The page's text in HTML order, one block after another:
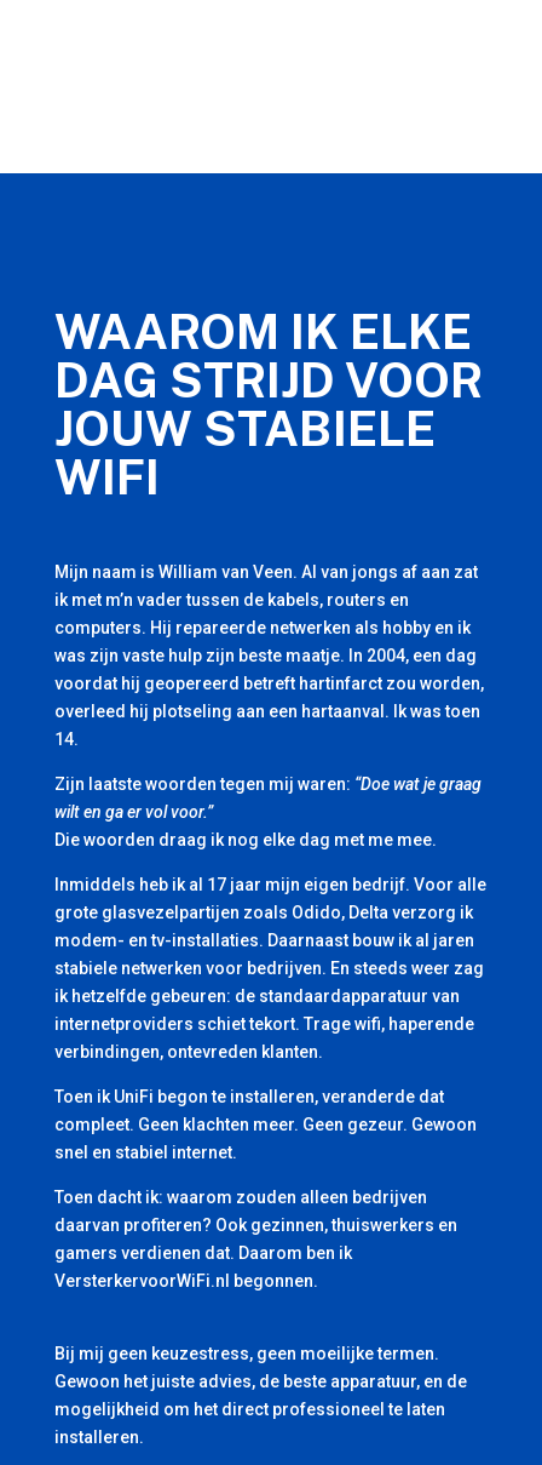
WAAROM IK ELKE
DAG STRIJD VOOR
JOUW STABIELE
WIFI
Mijn naam is William van Veen. Al van jongs af aan zat
ik met m’n vader tussen de kabels, routers en
computers. Hij repareerde netwerken als hobby en ik
was zijn vaste hulp zijn beste maatje. In 2004, een dag
voordat hij geopereerd betreft hartinfarct zou worden,
overleed hij plotseling aan een hartaanval. Ik was toen
14.
Zijn laatste woorden tegen mij waren: “Doe wat je graag
wilt en ga er vol voor.”
Die woorden draag ik nog elke dag met me mee.
Inmiddels heb ik al 17 jaar mijn eigen bedrijf. Voor alle
grote glasvezelpartijen zoals Odido, Delta verzorg ik
modem- en tv-installaties. Daarnaast bouw ik al jaren
stabiele netwerken voor bedrijven. En steeds weer zag
ik hetzelfde gebeuren: de standaardapparatuur van
internetproviders schiet tekort. Trage wifi, haperende
verbindingen, ontevreden klanten.
Toen ik UniFi begon te installeren, veranderde dat
compleet. Geen klachten meer. Geen gezeur. Gewoon
snel en stabiel internet.
Toen dacht ik: waarom zouden alleen bedrijven
daarvan profiteren? Ook gezinnen, thuiswerkers en
gamers verdienen dat. Daarom ben ik
VersterkervoorWiFi.nl begonnen.
Bij mij geen keuzestress, geen moeilijke termen.
Gewoon het juiste advies, de beste apparatuur, en de
mogelijkheid om het direct professioneel te laten
installeren.